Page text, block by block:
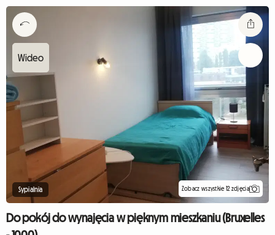
Sypialnia Zobacz wszystkie 12 zdjęcia
Do pokój do wynajęcia w pięknym mieszkaniu (Bruxelles